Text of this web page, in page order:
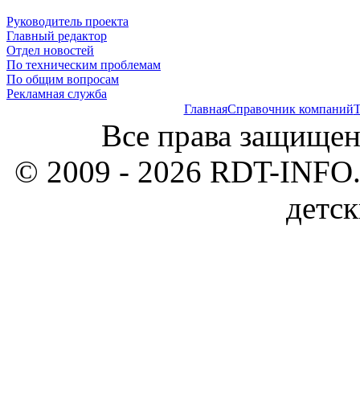
Руководитель проекта
Главный редактор
Отдел новостей
По техническим проблемам
По общим вопросам
Рекламная служба
ГлавнаяСправочник компаний
Все права
© 2009 - 2026 RDT-